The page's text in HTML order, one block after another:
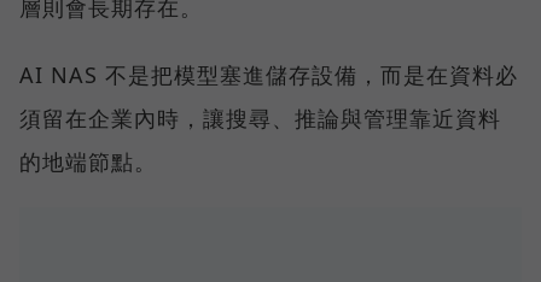
層則會長期存在。
AI NAS 不是把模型塞進儲存設備，而是在資料必
須留在企業內時，讓搜尋、推論與管理靠近資料
的地端節點。